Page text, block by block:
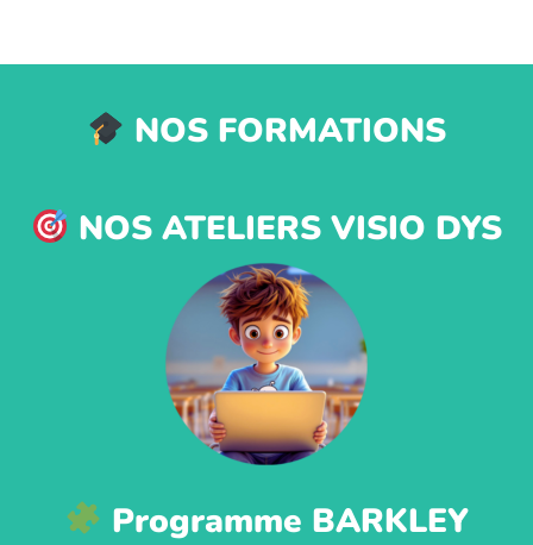
NOS FORMATIONS
NOS ATELIERS VISIO DYS
Programme BARKLEY